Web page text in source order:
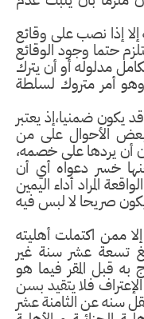
إذا نصب على وقائع
وجود الوقائع
مدلوله أو أن يترك
فبجوز تجزئته(3) وهو أمر متروك لسلطة
ضمنيا،إذ يعتبر
الأحوال على من
يردها على خصمه،
دعواه أي أن
المراد أداء اليمين
صريحا لا لبس فيه
اكتملت أهليته
تسعة عشر سنة غير
المقر فيما هو
فلا يتقيد بسن
عن الثامنة عشر